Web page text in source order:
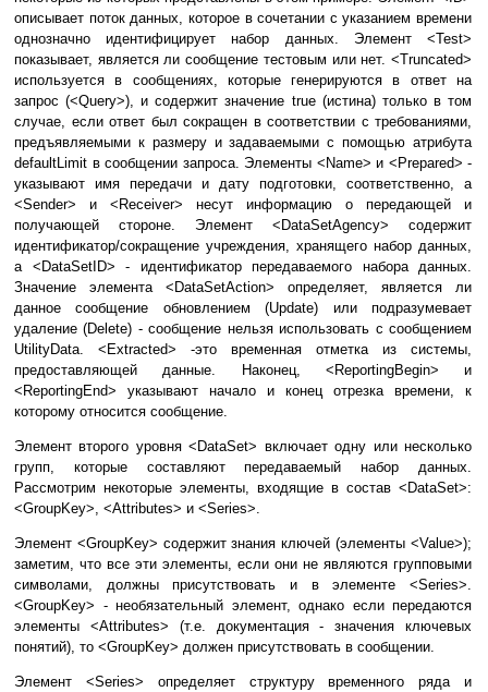
описывает поток данных, которое в сочетании с указанием времени
однозначно идентифицирует набор данных. Элемент <Test>
показывает, является ли сообщение тестовым или нет. <Truncated>
используется в сообщениях, которые генерируются в ответ на
запрос (<Query>), и содержит значение true (истина) только в том
случае, если ответ был сокращен в соответствии с требованиями,
предъявляемыми к размеру и задаваемыми с помощью атрибута
defaultLimit в сообщении запроса. Элементы <Name> и <Prepared> -
указывают имя передачи и дату подготовки, соответственно, а
<Sender> и <Receiver> несут информацию о передающей и
получающей стороне. Элемент <DataSetAgency> содержит
идентификатор/сокращение учреждения, хранящего набор данных,
а <DataSetID> - идентификатор передаваемого набора данных.
Значение элемента <DataSetAction> определяет, является ли
данное сообщение обновлением (Update) или подразумевает
удаление (Delete) - сообщение нельзя использовать с сообщением
UtilityData. <Extracted> -это временная отметка из системы,
предоставляющей данные. Наконец, <ReportingBegin> и
<ReportingEnd> указывают начало и конец отрезка времени, к
которому относится сообщение.
Элемент второго уровня <DataSet> включает одну или несколько
групп, которые составляют передаваемый набор данных.
Рассмотрим некоторые элементы, входящие в состав <DataSet>:
<GroupKey>, <Attributes> и <Series>.
Элемент <GroupKey> содержит знания ключей (элементы <Value>);
заметим, что все эти элементы, если они не являются групповыми
символами, должны присутствовать и в элементе <Series>.
<GroupKey> - необязательный элемент, однако если передаются
элементы <Attributes> (т.е. документация - значения ключевых
понятий), то <GroupKey> должен присутствовать в сообщении.
Элемент <Series> определяет структуру временного ряда и